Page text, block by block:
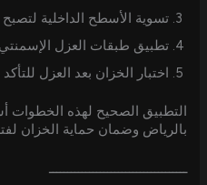
تسوية الأسطح الداخلية
تطبيق طبقات العزل الإسمنتي
اختبار الخزان بعد العزل
التطبيق الصحيح لهذه
بالرياض وضمان حماية الخزان
ــــــــــــــــــــــــــــــــــــــ